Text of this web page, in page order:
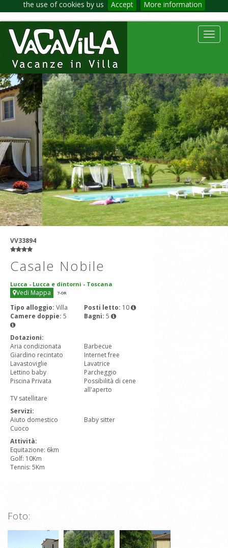
the use of cookies by us Accept More information
VV33894
Casale Nobile
Lucca - Lucca e dintorni - Toscana
Vedi Mappa 7-OR
Tipo alloggio: Villa Posti letto: 10
Camere doppie: 5 Bagni: 5
Dotazioni:
Aria condizionata
Barbecue
Giardino recintato
Internet free
Lavastoviglie
Lavatrice
Lettino baby
Parcheggio
Piscina Privata
Possibilità di cene
all'aperto
TV satellitare
Servizi:
Aiuto domestico
Baby sitter
Cuoco
Attività:
Equitazione: 6km
Golf: 10Km
Tennis: 5Km
Foto: